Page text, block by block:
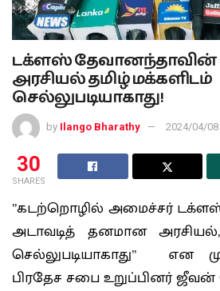
டக்ளஸ் தேவானந்தாவின்
அரசியல் தமிழ் மக்களிடம்
செல்லுபடியாகாது!
by Ilango Bharathy 2024/04/08
30
SHARES
”கடற்றொழில் அமைச்சர்
அடாவடித் தனமான
செல்லுபடியாகாது” என
பிரதேச சபை உறுப்பினர் ஜீவன்